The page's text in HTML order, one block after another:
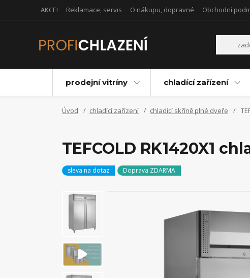
AKCE! Reklamace, servis O nákupu, dopravné Obchodní
prodejní vitríny chladící zařízení
Úvod chladící zařízení chladící skříně plné dveře
TEFCOLD RK1420X1
sleva na dotaz Doprava ZDARMA